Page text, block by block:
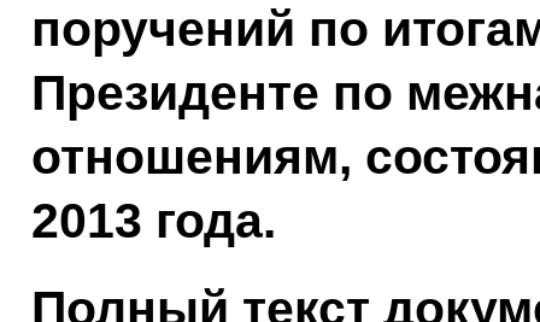
поручений по
Президенте по
отношениям,
2013 года.
Полный текст